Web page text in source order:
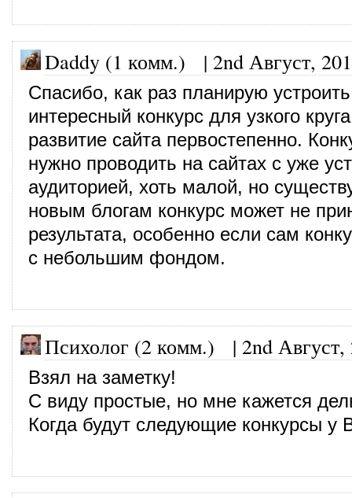
Daddy (1 комм.) | 2nd Август,
Спасибо, как раз планирую устроить
интересный конкурс для узкого
развитие сайта первостепенно.
нужно проводить на сайтах с уже
аудиторией, хоть малой, но
новым блогам конкурс может не
результата, особенно если сам
с небольшим фондом.
Психолог (2 комм.) | 2nd Август,
Взял на заметку!
С виду простые, но мне кажется
Когда будут следующие конкурсы у